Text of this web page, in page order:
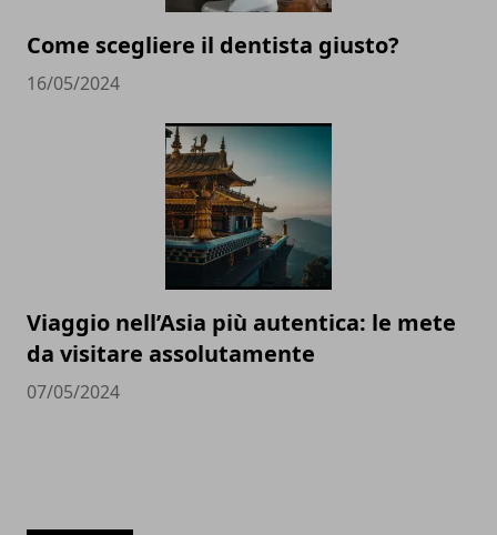
Come scegliere il dentista giusto?
16/05/2024
Viaggio nell’Asia più autentica: le mete
da visitare assolutamente
07/05/2024